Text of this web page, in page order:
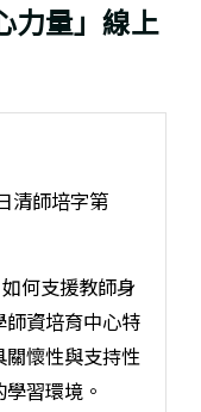
力量」線上
清師培字第
何支援教師身
資培育中心特
懷性與支持性
習環境。